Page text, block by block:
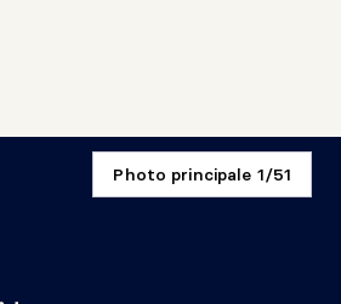
Photo principale 1/51